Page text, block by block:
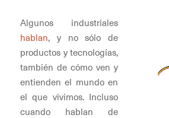
Algunos industriales
hablan, y no sólo de
productos y tecnologías,
también de cómo ven y
entienden el mundo en
el que vivimos. Incluso
cuando hablan de